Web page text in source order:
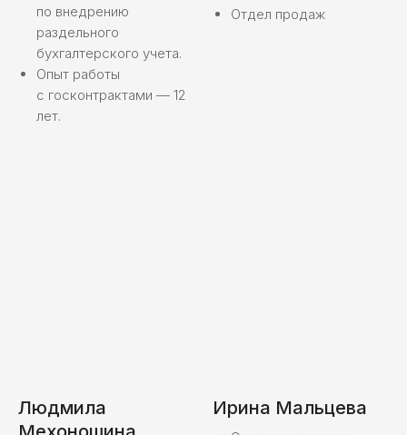
по внедрению
раздельного
бухгалтерского учета.
Опыт работы
с госконтрактами — 12
лет.
Отдел продаж
Людмила
Ирина Мальцева
Структура